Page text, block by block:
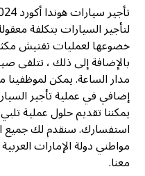
لتأجير السيارات بتكلفة
خضوعها لعمليات تفتيش
بالإضافة إلى ذلك ، تتلقى
مدار الساعة. يمكن
إضافي في عملية تأجير
يمكننا تقديم حلول عملية
استفسارك. سنقدم لك جميع
مواطني دولة الإمارات
معنا.